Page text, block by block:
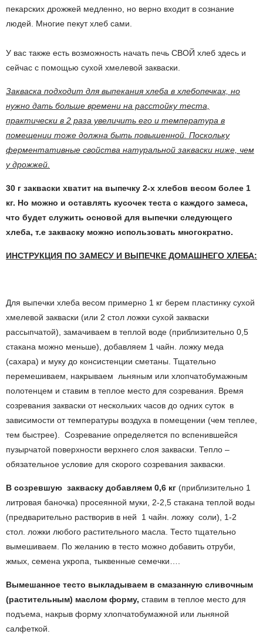
пекарских дрожжей медленно, но верно входит в сознание
людей. Многие пекут хлеб сами.
У вас также есть возможность начать печь СВОЙ хлеб здесь и
сейчас с помощью сухой хмелевой закваски.
Закваска подходит для выпекания хлеба в хлебопечках, но
нужно дать больше времени на расстойку теста,
практически в 2 раза увеличить его и температура в
помещении тоже должна быть повышенной. Поскольку
ферментативные свойства натуральной закваски ниже, чем
у дрожжей.
30 г закваски хватит на выпечку 2-х хлебов весом более 1
кг. Но можно и оставлять кусочек теста с каждого замеса,
что будет служить основой для выпечки следующего
хлеба, т.е закваску можно использовать многократно.
ИНСТРУКЦИЯ ПО ЗАМЕСУ И ВЫПЕЧКЕ ДОМАШНЕГО ХЛЕБА:
Для выпечки хлеба весом примерно 1 кг берем пластинку сухой
хмелевой закваски (или 2 стол ложки сухой закваски
рассыпчатой), замачиваем в теплой воде (приблизительно 0,5
стакана можно меньше), добавляем 1 чайн. ложку меда
(сахара) и муку до консистенции сметаны. Тщательно
перемешиваем, накрываем льняным или хлопчатобумажным
полотенцем и ставим в теплое место для созревания. Время
созревания закваски от нескольких часов до одних суток в
зависимости от температуры воздуха в помещении (чем теплее,
тем быстрее). Созревание определяется по вспенившейся
пузырчатой поверхности верхнего слоя закваски. Тепло –
обязательное условие для скорого созревания закваски.
В созревшую закваску добавляем 0,6 кг (приблизительно 1
литровая баночка) просеянной муки, 2-2,5 стакана теплой воды
(предварительно растворив в ней 1 чайн. ложку соли), 1-2
стол. ложки любого растительного масла. Тесто тщательно
вымешиваем. По желанию в тесто можно добавить отруби,
жмых, семена укропа, тыквенные семечки….
Вымешанное тесто выкладываем в смазанную сливочным
(растительным) маслом форму, ставим в теплое место для
подъема, накрыв форму хлопчатобумажной или льняной
салфеткой.